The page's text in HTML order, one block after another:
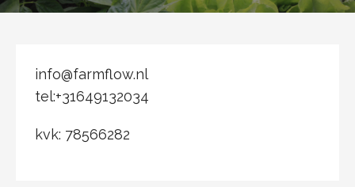
info@farmflow.nl
tel:+31649132034
kvk: 78566282